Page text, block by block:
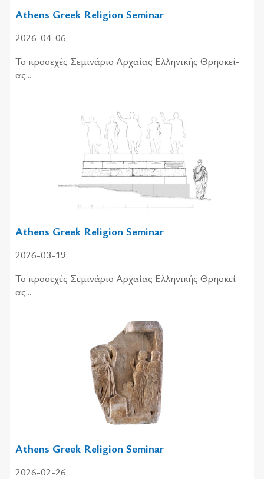
Athens Greek Religion Seminar
2026-04-06
Το προ­σε­χές Σεμι­νά­ριο Αρχαί­ας Ελλη­νι­κής Θρη­σκεί­
ας...
Athens Greek Religion Seminar
2026-03-19
Το προ­σε­χές Σεμι­νά­ριο Αρχαί­ας Ελλη­νι­κής Θρη­σκεί­
ας...
Athens Greek Religion Seminar
2026-02-26